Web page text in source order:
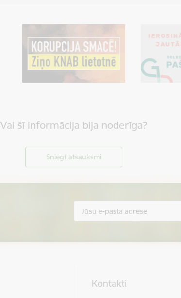
Vai šī informācija bija noderīga?
Sniegt atsauksmi
Kontakti